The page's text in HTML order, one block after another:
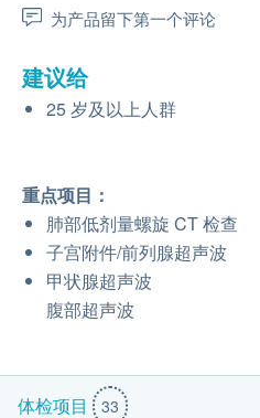
为产品留下第一个评论
建议给
25 岁及以上人群
重点项目：
肺部低剂量螺旋 CT 检查
子宫附件/前列腺超声波
甲状腺超声波
腹部超声波
体检项目 33